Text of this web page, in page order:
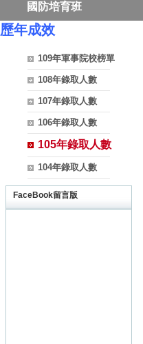
國防培育班
歷年成效
109年軍事院校榜單
108年錄取人數
107年錄取人數
106年錄取人數
105年錄取人數
104年錄取人數
FaceBook留言版